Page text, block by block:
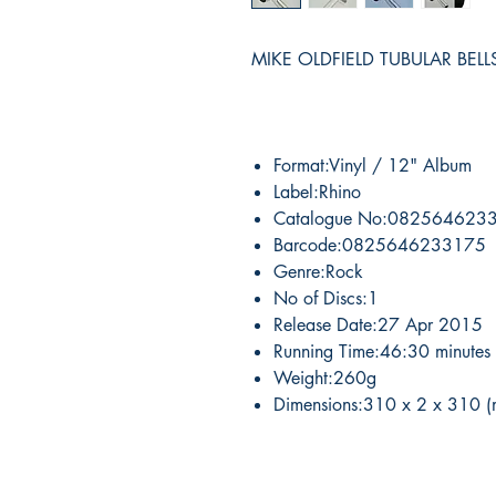
MIKE OLDFIELD TUBULAR
Format:Vinyl / 12" Album
Label:Rhino
Catalogue
Barcode:0825646233175
Genre:Rock
No of Discs:1
Release Date:27 Apr 2015
Running Time:46:30 minutes
Weight:260g
Dimensions:310 x 2 x 310